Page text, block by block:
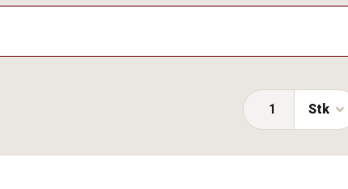
Stk